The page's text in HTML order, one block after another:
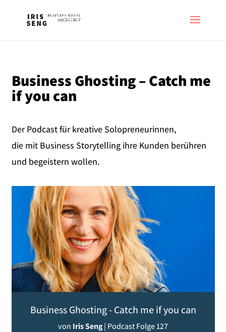
Business Ghosting – Catch me
if you can
Der Podcast für kreative Solopreneurinnen,
die mit Business Storytelling ihre Kunden berühren
und begeistern wollen.
Business Ghosting - Catch me if you can
von Iris Seng| Podcast Folge 127